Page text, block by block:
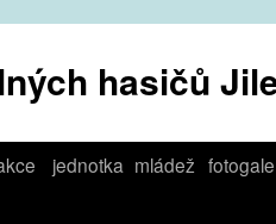
hasičů
jednotka mládež